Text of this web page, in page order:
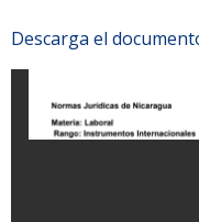
Descarga el